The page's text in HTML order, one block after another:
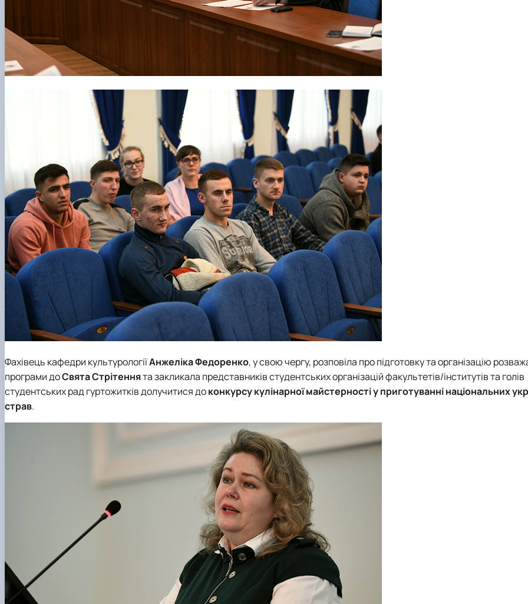
Фахівець кафедри культурологіїАнжеліка Федоренко, у свою чергу, розповіла про підготовку та організацію
програми доСвята Стрітеннята закликала представників студентських організацій факультетів/інститутів та голів
студентських рад гуртожитків долучитися доконкурсу кулінарної майстерності у приготуванні національних
страв.